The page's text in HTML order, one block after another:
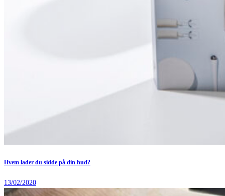
Hvem lader du sidde på din hud?
13/02/2020